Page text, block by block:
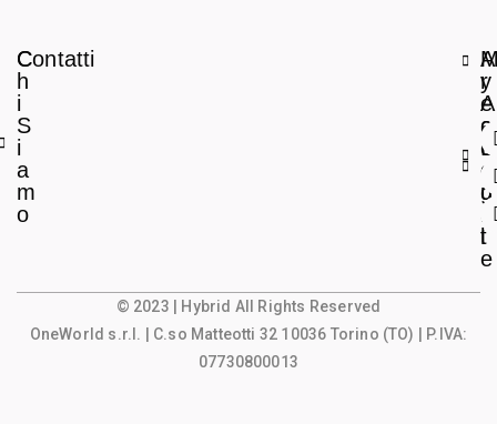
C
h
i
S
i
a
m
o
Contatti
A
r
e
a
L
e
g
l
e
y
A
c
c
o
u
t
© 2023 | Hybrid All Rights Reserved
OneWorld s.r.l.
| C.so Matteotti 32 10036 Torino (TO) | P.IVA:
07730800013